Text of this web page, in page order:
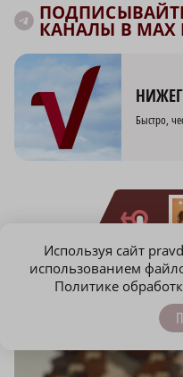
КАНАЛЫ В MAX
Быстро,
МОЛОДЕЖЬ
Актрисе Наталье
Белохвостиковой
Используя сайт
использованием
Политике